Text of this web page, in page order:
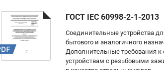
ГОСТ IEC 60998-2-1-2013
Соединительные устройства
бытового и аналогичного
Дополнительные требования
устройствам с резьбовыми